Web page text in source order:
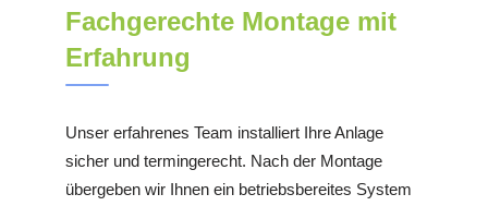
Fachgerechte Montage mit
Erfahrung
Unser erfahrenes Team installiert Ihre Anlage
sicher und termingerecht. Nach der Montage
übergeben wir Ihnen ein betriebsbereites System